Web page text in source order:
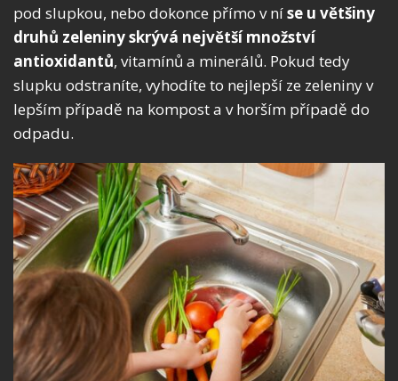
pod slupkou, nebo dokonce přímo v níse u většiny
druhů zeleniny skrývá největší množství
antioxidantů, vitamínů a minerálů. Pokud tedy
slupku odstraníte, vyhodíte to nejlepší ze zeleniny v
lepším případě na kompost a v horším případě do
odpadu.